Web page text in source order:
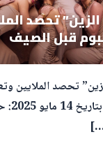
تحصد
قبل الصيف
تحصد الملايين